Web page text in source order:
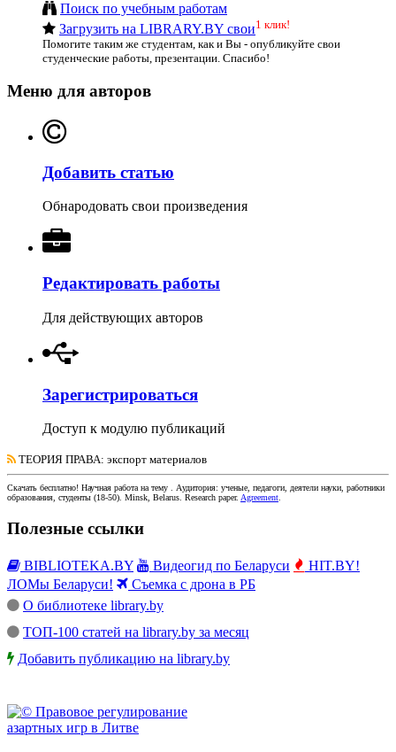
Поиск по учебным работам
Загрузить на LIBRARY.BY свои1 клик!
Помогите таким же студентам, как и Вы - опубликуйте свои
студенческие работы, презентации. Спасибо!
Меню для авторов
Добавить статью
Обнародовать свои произведения
Редактировать работы
Для действующих авторов
Зарегистрироваться
Доступ к модулю публикаций
ТЕОРИЯ ПРАВА: экспорт материалов
Скачать бесплатно! Научная работана тему . Аудитория: ученые, педагоги, деятели науки, работники
образования, студенты (18-50). Minsk, Belarus. Research paper. Agreement.
Полезные ссылки
BIBLIOTEKA.BY Видеогид по Беларуси
HIT.BY!
ЛОМы Беларуси!
Съемка с дрона в РБ
О библиотеке library.by
ТОП-100 статей на library.by за месяц
Добавить публикацию на library.by